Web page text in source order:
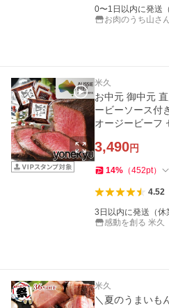
0〜1日以内に発送
お肉のうち山さ
米久
お中元 御中元
ービーソース付
オージービーフ セット
3,490円
14% （452pt）
4.52
3日以内に発送（休
感動を創る 米久
米久
＼夏のうまいも